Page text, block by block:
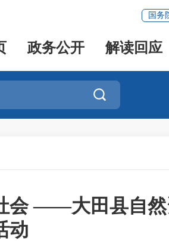
国务
政务公开 解读回应

会 ——大田县自
动